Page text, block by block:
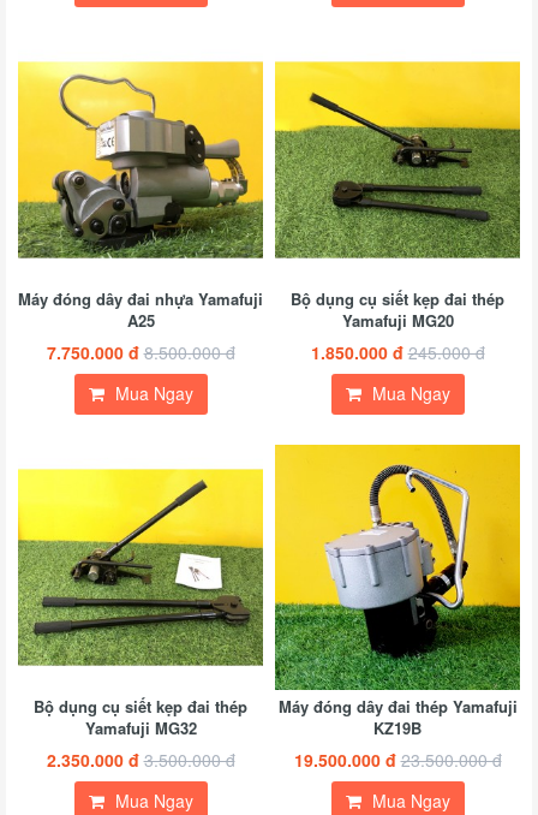
Máy đóng dây đai nhựa Yamafu​ji
A25
7.750.000 đ 8.500.000 đ
Mua Ngay
Bộ dụng cụ siết kẹp đai​ thép
Yamafuji MG20
1.850.000 đ 245.000 đ
Mua Ngay
Bộ dụng cụ siết kẹp đai th​ép
Yamafuji MG32
2.350.000 đ 3.500.000 đ
Mua Ngay
Máy đóng dây đai thép Yamafuji
KZ19B
19.500.000 đ 23.500.000 đ
Mua Ngay